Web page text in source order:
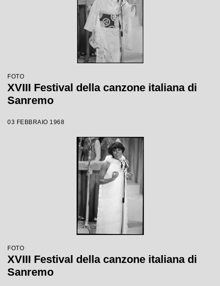
FOTO
XVIII Festival della canzone italiana di
Sanremo
03 FEBBRAIO 1968
FOTO
XVIII Festival della canzone italiana di
Sanremo